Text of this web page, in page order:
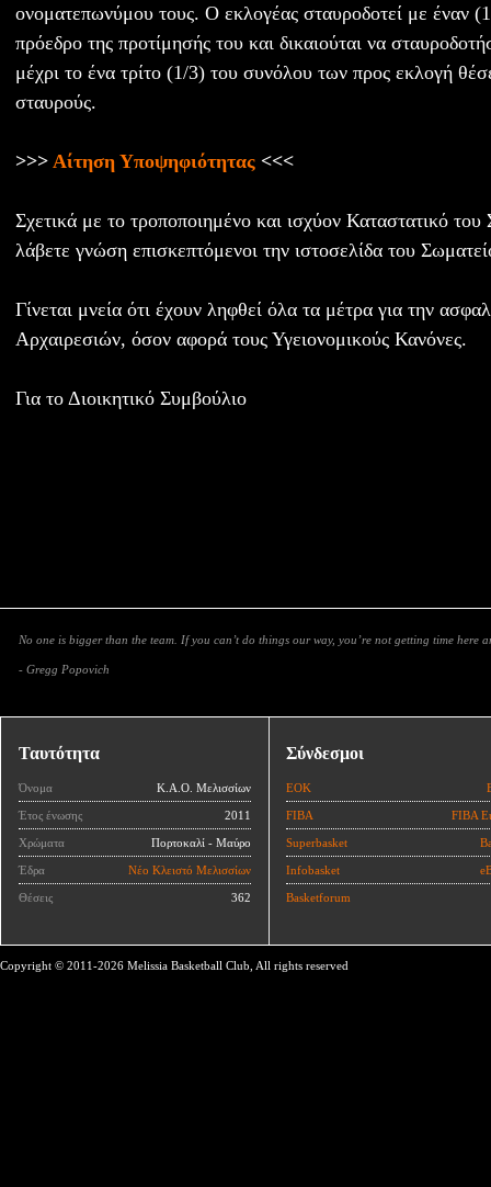
ονοματεπωνύμου τους. Ο εκλογέας σταυροδοτεί με έναν
πρόεδρο της προτίμησής του και δικαιούται να
μέχρι το ένα τρίτο (1/3) του συνόλου των προς εκλογή
σταυρούς.
>>> Αίτηση Υποψηφιότητας <<<
Σχετικά με το τροποποιημένο και ισχύον Καταστατικό
λάβετε γνώση επισκεπτόμενοι την ιστοσελίδα του
Γίνεται μνεία ότι έχουν ληφθεί όλα τα μέτρα για την
Αρχαιρεσιών, όσον αφορά τους Υγειονομικούς Κανόνες.
Για το Διοικητικό Συμβούλιο
No one is bigger than the team. If you can’t do things our way, you’re not getting time here
- Gregg Popovich
Ταυτότητα
Όνομα Κ.Α.Ο. Μελισσίων
Έτος ένωσης 2011
Χρώματα Πορτοκαλί - Μαύρο
Έδρα Νέο Κλειστό Μελισσίων
Θέσεις 362
Σύνδεσμοι
ΕΟΚ
FIBA FIBA
Superbasket
Infobasket
Basketforum
Copyright © 2011-2026 Melissia Basketball Club, All rights reserved